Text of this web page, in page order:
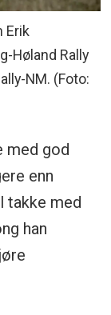
Erik
Høland Rally
NM. (Foto:
med god
enn
takke med
han